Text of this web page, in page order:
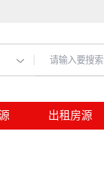
出租房源